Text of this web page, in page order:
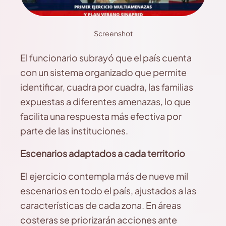
Screenshot
El funcionario subrayó que el país cuenta
con un sistema organizado que permite
identificar, cuadra por cuadra, las familias
expuestas a diferentes amenazas, lo que
facilita una respuesta más efectiva por
parte de las instituciones.
Escenarios adaptados a cada territorio
El ejercicio contempla más de nueve mil
escenarios en todo el país, ajustados a las
características de cada zona. En áreas
costeras se priorizarán acciones ante